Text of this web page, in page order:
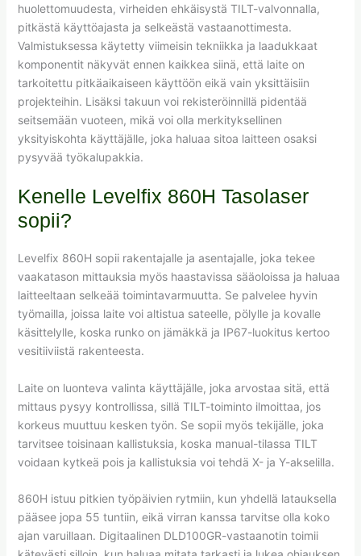
huolettomuudesta, virheiden ehkäisystä TILT-valvonnalla,
pitkästä käyttöajasta ja selkeästä vastaanottimesta.
Valmistuksessa käytetty viimeisin tekniikka ja laadukkaat
komponentit näkyvät ennen kaikkea siinä, että laite on
tarkoitettu pitkäaikaiseen käyttöön eikä vain yksittäisiin
projekteihin. Lisäksi takuun voi rekisteröinnillä pidentää
seitsemään vuoteen, mikä voi olla merkityksellinen
yksityiskohta käyttäjälle, joka haluaa sitoa laitteen osaksi
pysyvää työkalupakkia.
Kenelle Levelfix 860H Tasolaser
sopii?
Levelfix 860H sopii rakentajalle ja asentajalle, joka tekee
vaakatason mittauksia myös haastavissa sääoloissa ja haluaa
laitteeltaan selkeää toimintavarmuutta. Se palvelee hyvin
työmailla, joissa laite voi altistua sateelle, pölylle ja kovalle
käsittelylle, koska runko on jämäkkä ja IP67-luokitus kertoo
vesitiiviistä rakenteesta.
Laite on luonteva valinta käyttäjälle, joka arvostaa sitä, että
mittaus pysyy kontrollissa, sillä TILT-toiminto ilmoittaa, jos
korkeus muuttuu kesken työn. Se sopii myös tekijälle, joka
tarvitsee toisinaan kallistuksia, koska manual-tilassa TILT
voidaan kytkeä pois ja kallistuksia voi tehdä X- ja Y-akselilla.
860H istuu pitkien työpäivien rytmiin, kun yhdellä latauksella
pääsee jopa 55 tuntiin, eikä virran kanssa tarvitse olla koko
ajan varuillaan. Digitaalinen DLD100GR-vastaanotin toimii